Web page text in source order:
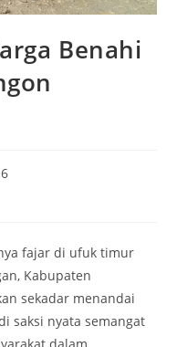
Benahi
fajar di ufuk timur
Kabupaten
sekadar menandai
saksi nyata semangat